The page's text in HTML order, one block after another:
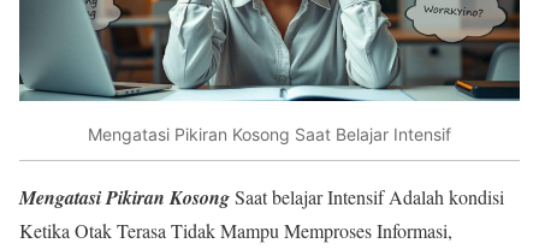
Mengatasi Pikiran Kosong Saat Belajar Intensif
Mengatasi Pikiran KosongSaat belajar Intensif Adalah kondisi
Ketika Otak Terasa Tidak Mampu Memproses Informasi,